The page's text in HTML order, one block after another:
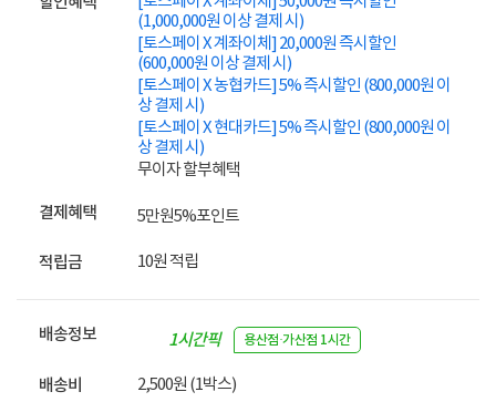
(1,000,000원 이상 결제 시)
[토스페이 X 계좌이체] 20,000원 즉시할인
(600,000원 이상 결제 시)
[토스페이 X 농협카드] 5% 즉시할인 (800,000원 이
상 결제 시)
[토스페이 X 현대카드] 5% 즉시할인 (800,000원 이
상 결제 시)
무이자 할부혜택
결제혜택 5만원5%포인트
적립금 10원 적립
배송정보
1시간픽
용산점·가산점 1시간
배송비 2,500원 (1박스)